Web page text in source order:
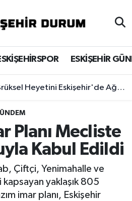
ESKİŞEHİR
Heyetini Eskişehir'de Ağırladı
Planı Mecliste
Kabul Edildi
Çiftçi, Yenimahalle ve
yaklaşık 805
imar planı, Eskişehir
Vakitleri
Haritası
ve Fikstür